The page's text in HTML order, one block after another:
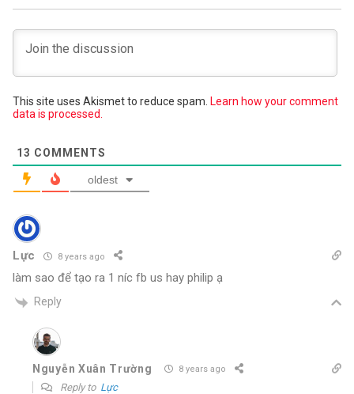
This site uses Akismet to reduce spam. Learn how your comment
data is processed.
13 COMMENTS
oldest
Lực 8 years ago
làm sao để tạo ra 1 níc fb us hay philip ạ
Reply
Nguyễn Xuân Trường 8 years ago
Reply to Lực